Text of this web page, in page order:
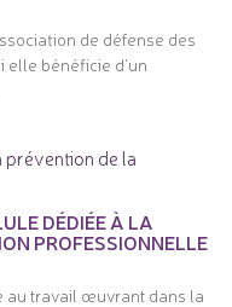
de défense des
elle bénéficie d'un
DÉDIÉE À LA
PROFESSIONNELLE
au travail œuvrant dans la